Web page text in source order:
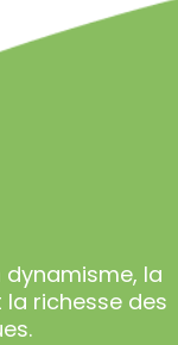
la
richesse des